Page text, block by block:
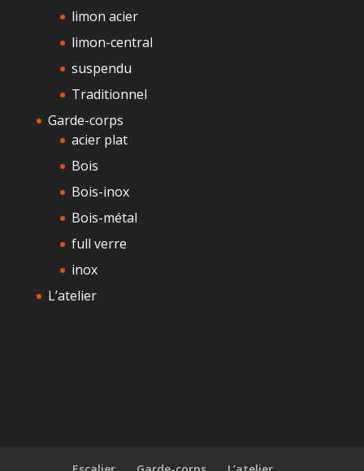
limon acier
limon-central
suspendu
Traditionnel
Garde-corps
acier plat
Bois
Bois-inox
Bois-métal
full verre
inox
L’atelier